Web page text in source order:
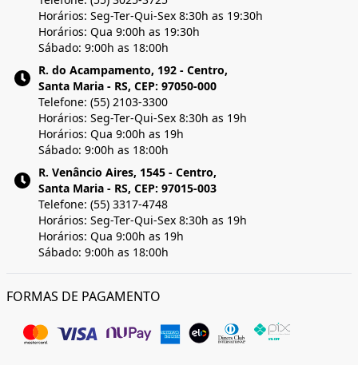
Horários: Seg-Ter-Qui-Sex 8:30h as 19:30h
Horários: Qua 9:00h as 19:30h
Sábado: 9:00h as 18:00h
R. do Acampamento, 192 - Centro,
Santa Maria - RS, CEP: 97050-000
Telefone: (55) 2103-3300
Horários: Seg-Ter-Qui-Sex 8:30h as 19h
Horários: Qua 9:00h as 19h
Sábado: 9:00h as 18:00h
R. Venâncio Aires, 1545 - Centro,
Santa Maria - RS, CEP: 97015-003
Telefone: (55) 3317-4748
Horários: Seg-Ter-Qui-Sex 8:30h as 19h
Horários: Qua 9:00h as 19h
Sábado: 9:00h as 18:00h
FORMAS DE PAGAMENTO